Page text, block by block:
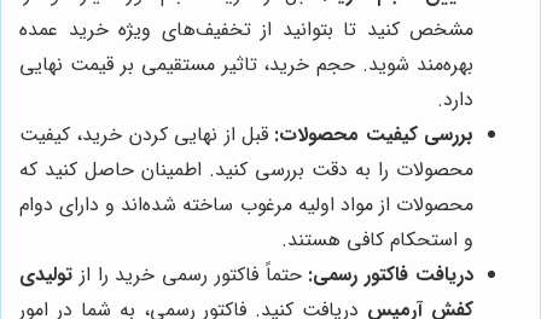
مشخص کنید تا بتوانید از تخفیف‌های ویژه خرید عمده
بهره‌مند شوید. حجم خرید، تاثیر مستقیمی بر قیمت نهایی
دارد.
بررسی کیفیت محصولات: قبل از نهایی کردن خرید، کیفیت
محصولات را به دقت بررسی کنید. اطمینان حاصل کنید که
محصولات از مواد اولیه مرغوب ساخته شده‌اند و دارای دوام
و استحکام کافی هستند.
دریافت فاکتور رسمی: حتماً فاکتور رسمی خرید را از تولیدی
کفش آرمیس دریافت کنید. فاکتور رسمی، به شما در امور